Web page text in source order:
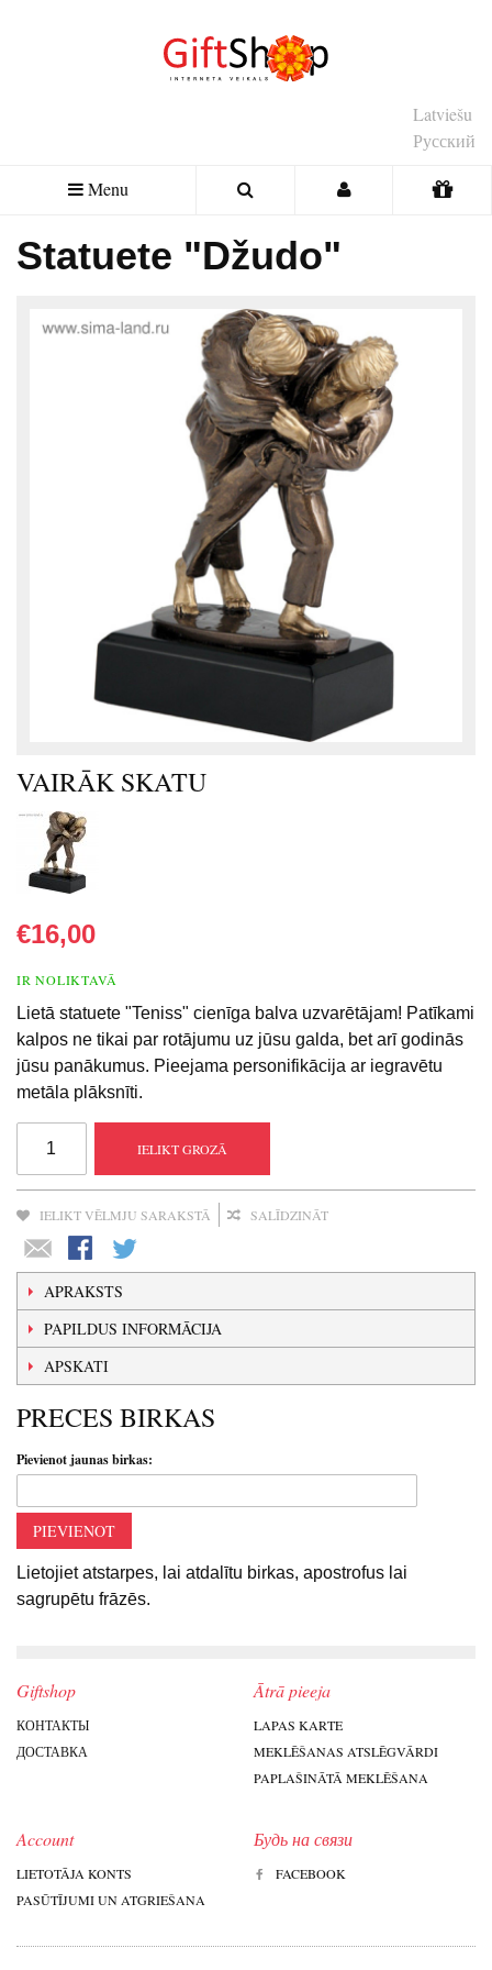
Latviešu
Русский
Menu
Statuete "Džudo"
VAIRĀK SKATU
€16,00
IR NOLIKTAVĀ
Lietā statuete "Teniss" cienīga balva uzvarētājam! Patīkami
kalpos ne tikai par rotājumu uz jūsu galda, bet arī godinās
jūsu panākumus. Pieejama personifikācija ar iegravētu
metāla plāksnīti.
IELIKT GROZĀ
IELIKT VĒLMJU SARAKSTĀ SALĪDZINĀT
APRAKSTS
PAPILDUS INFORMĀCIJA
APSKATI
PRECES BIRKAS
Pievienot jaunas birkas:
PIEVIENOT
Lietojiet atstarpes, lai atdalītu birkas, apostrofus lai
sagrupētu frāzēs.
Giftshop
КОНТАКТЫ
ДОСТАВКА
Ātrā pieeja
LAPAS KARTE
MEKLĒŠANAS ATSLĒGVĀRDI
PAPLAŠINĀTĀ MEKLĒŠANA
Account
LIETOTĀJA KONTS
PASŪTĪJUMI UN ATGRIEŠANA
Будь на связи
FACEBOOK